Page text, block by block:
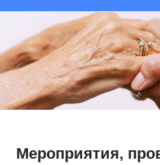
Мероприятия,